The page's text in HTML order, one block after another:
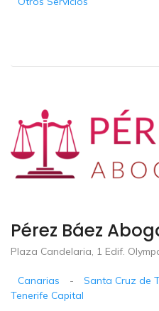
Pérez Báez
Plaza Candelaria, 1 Edif.
Canarias - Santa Cruz de
Tenerife Capital